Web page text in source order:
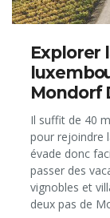
Explorer
Mondorf
Il suffit de 40
pour rejoindre
évade donc
passer des
vignobles et
deux pas de